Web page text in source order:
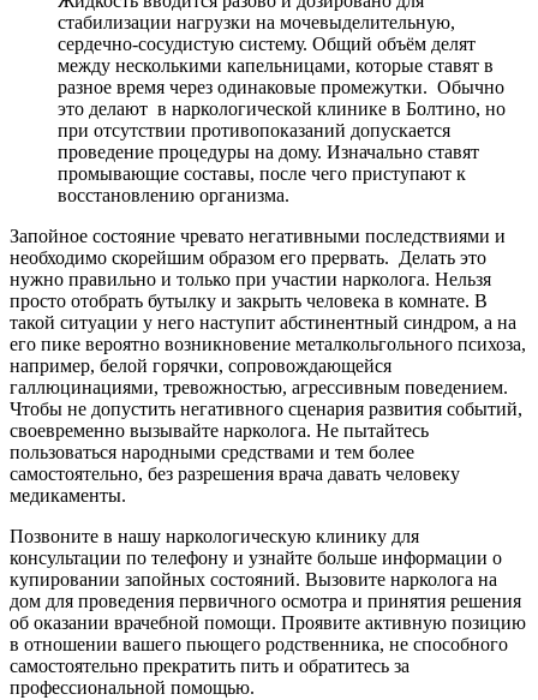
стабилизации нагрузки на мочевыделительную,
сердечно-сосудистую систему. Общий объём делят
между несколькими капельницами, которые ставят в
разное время через одинаковые промежутки. Обычно
это делают в наркологической клинике в Болтино, но
при отсутствии противопоказаний допускается
проведение процедуры на дому. Изначально ставят
промывающие составы, после чего приступают к
восстановлению организма.
Запойное состояние чревато негативными последствиями и
необходимо скорейшим образом его прервать. Делать это
нужно правильно и только при участии нарколога. Нельзя
просто отобрать бутылку и закрыть человека в комнате. В
такой ситуации у него наступит абстинентный синдром, а на
его пике вероятно возникновение металкольгольного психоза,
например, белой горячки, сопровождающейся
галлюцинациями, тревожностью, агрессивным поведением.
Чтобы не допустить негативного сценария развития событий,
своевременно вызывайте нарколога. Не пытайтесь
пользоваться народными средствами и тем более
самостоятельно, без разрешения врача давать человеку
медикаменты.
Позвоните в нашу наркологическую клинику для
консультации по телефону и узнайте больше информации о
купировании запойных состояний. Вызовите нарколога на
дом для проведения первичного осмотра и принятия решения
об оказании врачебной помощи. Проявите активную позицию
в отношении вашего пьющего родственника, не способного
самостоятельно прекратить пить и обратитесь за
профессиональной помощью.